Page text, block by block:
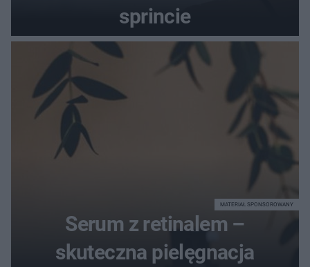
sprincie
Serum z retinalem –
skuteczna pielęgnacja
MATERIAŁ SPONSOROWANY